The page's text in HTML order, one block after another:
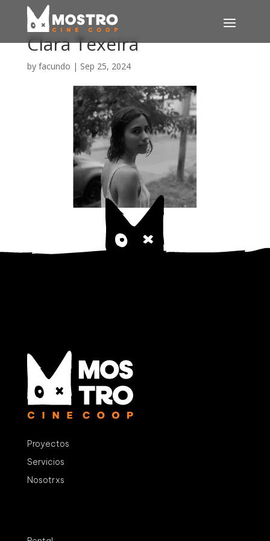
Clara Texeira
by facundo | Sep 25, 2024
Proyectos
Servicios
Nosotrxs